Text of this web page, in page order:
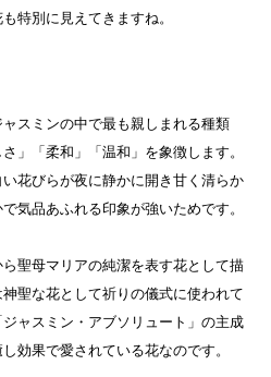
特別に見えてきますね。
スミンの中で最も親しまれる種類
」「柔和」「温和」を象徴します。
花びらが夜に静かに開き甘く清らか
気品あふれる印象が強いためです。
聖母マリアの純潔を表す花として描
聖な花として祈りの儀式に使われて
ャスミン・アブソリュート」の主成
効果で愛されている花なのです。